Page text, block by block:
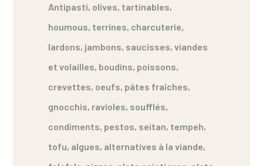
Antipasti, olives, tartinables,
houmous, terrines, charcuterie,
lardons, jambons, saucisses, viandes
et volailles, boudins, poissons,
crevettes, oeufs, pâtes fraîches,
gnocchis, ravioles, soufflés,
condiments, pestos, seitan, tempeh,
tofu, algues, alternatives à la viande,